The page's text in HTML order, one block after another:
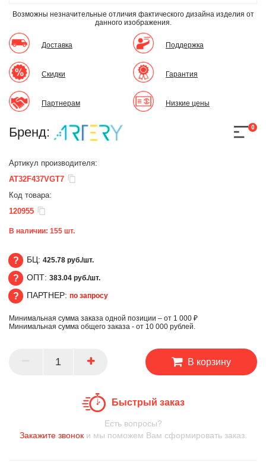
Возможны незначительные отличия фактического дизайна изделия от
данного изображения.
Доставка
Скидки
Партнерам
Поддержка
Гарантия
Низкие цены
Бренд: 0
Артикул производителя:
AT32F437VGT7
Код товара:
120955
В наличии: 155 шт.
БЦ
БЦ: 425.78 руб./шт.
ОПТ
ОПТ: 383.04 руб./шт.
ПАРТНЕР
ПАРТНЕР: по запросу
Минимальная сумма заказа одной позиции – от 1 000 ₽
Минимальная сумма общего заказа - от 10 000 рублей.
В корзину
Быстрый заказ
Есть вопросы?
Закажите звоноки мы поможем Вам сформировать заказ.